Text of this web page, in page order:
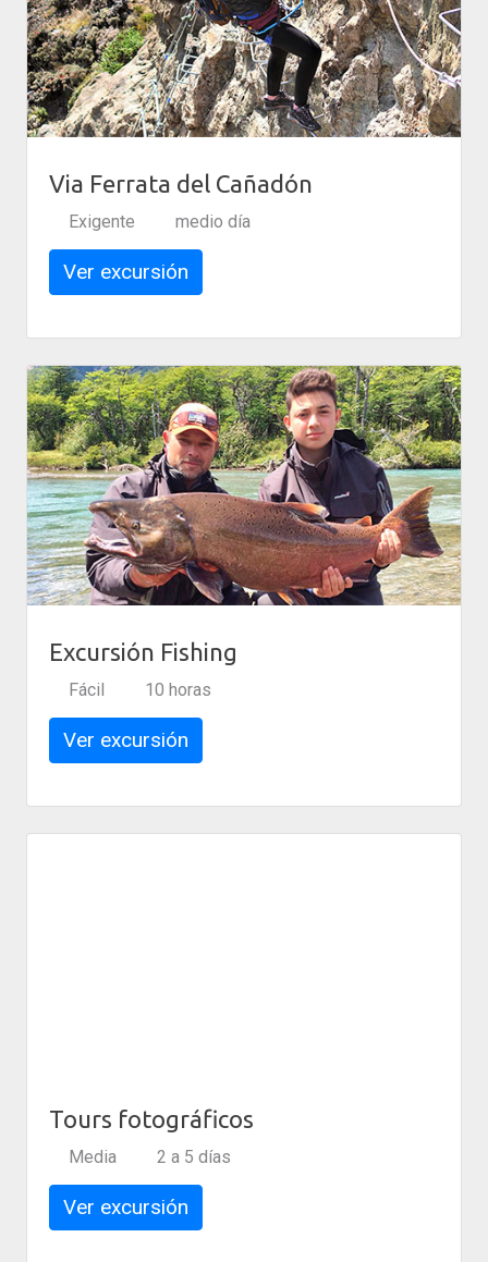
Via Ferrata del Cañadón
Exigente medio día
Ver excursión
Excursión Fishing
Fácil 10 horas
Ver excursión
Tours fotográficos
Media 2 a 5 días
Ver excursión